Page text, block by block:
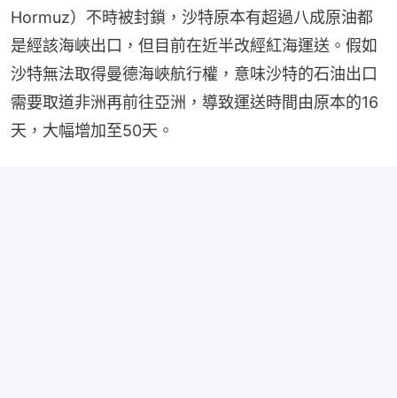
Hormuz）不時被封鎖，沙特原本有超過八成原油都
是經該海峽出口，但目前在近半改經紅海運送。假如
沙特無法取得曼德海峽航行權，意味沙特的石油出口
需要取道非洲再前往亞洲，導致運送時間由原本的16
天，大幅增加至50天。